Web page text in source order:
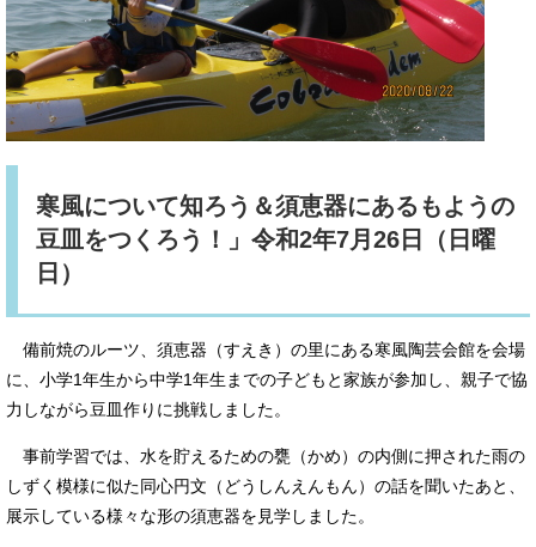
寒風について知ろう＆須恵器にあるもようの
豆皿をつくろう！」令和2年7月26日（日曜
日）
備前焼のルーツ、須恵器（すえき）の里にある寒風陶芸会館を会場
に、小学1年生から中学1年生までの子どもと家族が参加し、親子で協
力しながら豆皿作りに挑戦しました。
事前学習では、水を貯えるための甕（かめ）の内側に押された雨の
しずく模様に似た同心円文（どうしんえんもん）の話を聞いたあと、
展示している様々な形の須恵器を見学しました。